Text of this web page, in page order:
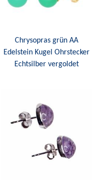
Chrysopras grün AA
Edelstein Kugel Ohrstecker
Echtsilber vergoldet